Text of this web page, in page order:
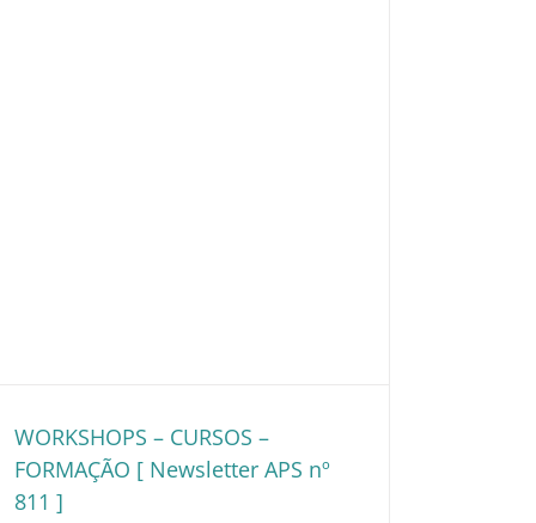
WORKSHOPS – CURSOS –
FORMAÇÃO [ Newsletter APS nº
811 ]